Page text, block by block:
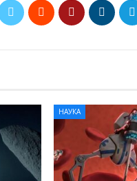
НАУКА